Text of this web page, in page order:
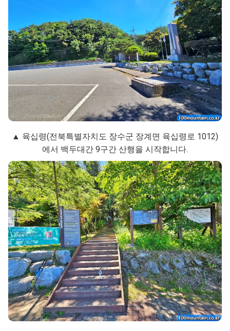
▲ 육십령(전북특별자치도 장수군 장계면 육십령로 1012)
에서 백두대간 9구간 산행을 시작합니다.